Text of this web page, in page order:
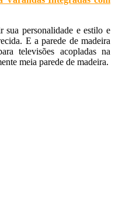
sua personalidade e estilo e
E a parede de madeira
televisões acopladas na
meia parede de madeira.